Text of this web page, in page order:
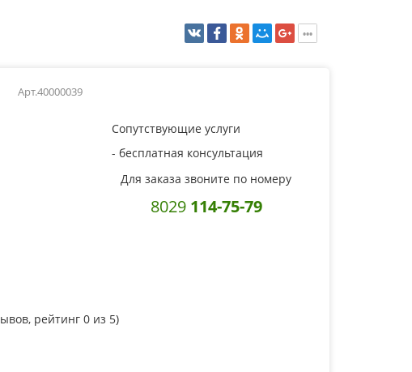
Арт.40000039
Сопутствующие услуги
- бесплатная консультация
Для заказа звоните по номеру
8029 114-75-79
рейтинг 0 из 5)